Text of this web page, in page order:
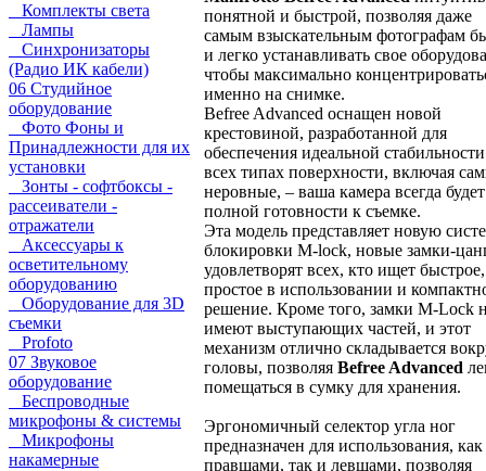
Комплекты света
Лампы
Синхронизаторы
(Радио ИК кабели)
06 Студийное
оборудование
Фото Фоны и
Принадлежности для их
установки
Зонты - софтбоксы -
рассеиватели -
отражатели
Аксессуары к
осветительному
оборудованию
Оборудование для 3D
съемки
Profoto
07 Звуковое
оборудование
Беспроводные
микрофоны & системы
Микрофоны
накамерные
понятной и быстрой, позволяя даже
самым взыскательным фотографам
и легко устанавливать свое
чтобы максимально
именно на снимке.
Befree Advanced оснащен новой
крестовиной, разработанной для
обеспечения идеальной
всех типах поверхности, включая
неровные, – ваша камера всегда
полной готовности к съемке.
Эта модель представляет новую
блокировки M-lock, новые замки-
удовлетворят всех, кто ищет быстрое,
простое в использовании и
решение. Кроме того, замки M-Lock
имеют выступающих частей, и этот
механизм отлично складывается
головы, позволяя Befree Advanced
помещаться в сумку для хранения.
Эргономичный селектор угла ног
предназначен для использования, как
правшами, так и левшами, позволяя